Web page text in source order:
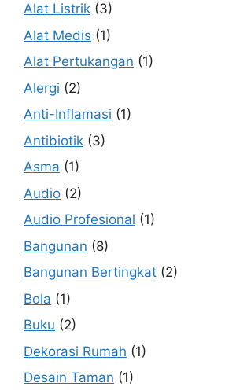
Alat Listrik (3)
Alat Medis (1)
Alat Pertukangan (1)
Alergi (2)
Anti-Inflamasi (1)
Antibiotik (3)
Asma (1)
Audio (2)
Audio Profesional (1)
Bangunan (8)
Bangunan Bertingkat (2)
Bola (1)
Buku (2)
Dekorasi Rumah (1)
Desain Taman (1)